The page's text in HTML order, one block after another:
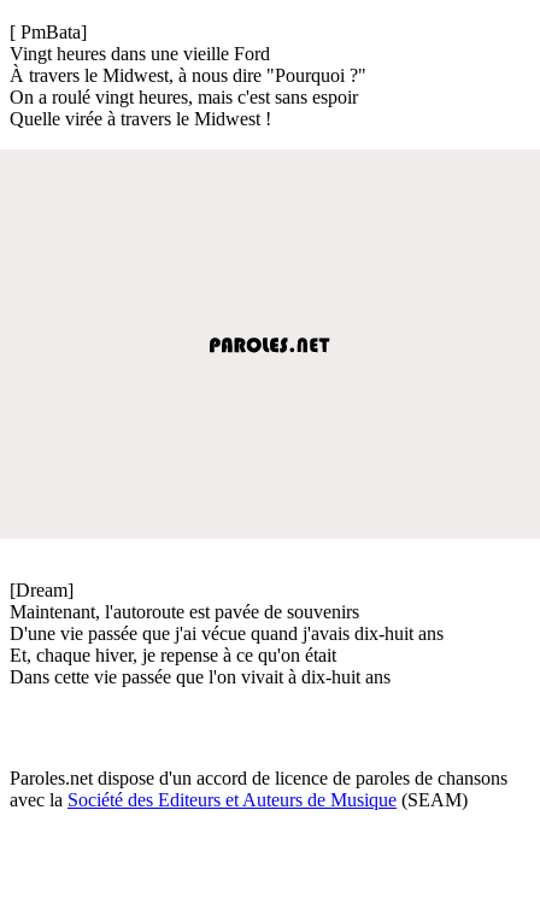
[ PmBata]
Vingt heures dans une vieille Ford
À travers le Midwest, à nous dire "Pourquoi ?"
On a roulé vingt heures, mais c'est sans espoir
Quelle virée à travers le Midwest !
[Dream]
Maintenant, l'autoroute est pavée de souvenirs
D'une vie passée que j'ai vécue quand j'avais dix-huit ans
Et, chaque hiver, je repense à ce qu'on était
Dans cette vie passée que l'on vivait à dix-huit ans
Paroles.net dispose d'un accord de licence de paroles de chansons
avec la Société des Editeurs et Auteurs de Musique (SEAM)